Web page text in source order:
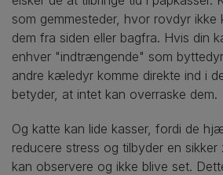
som gemmesteder, hvor rovdyr ikke
dem fra siden eller bagfra. Hvis din
enhver "indtrængende" som
andre kæledyr komme direkte ind i
betyder, at intet kan overraske dem.
Og katte kan lide kasser, fordi de
reducere stress og tilbyder en
kan observere og ikke blive set.